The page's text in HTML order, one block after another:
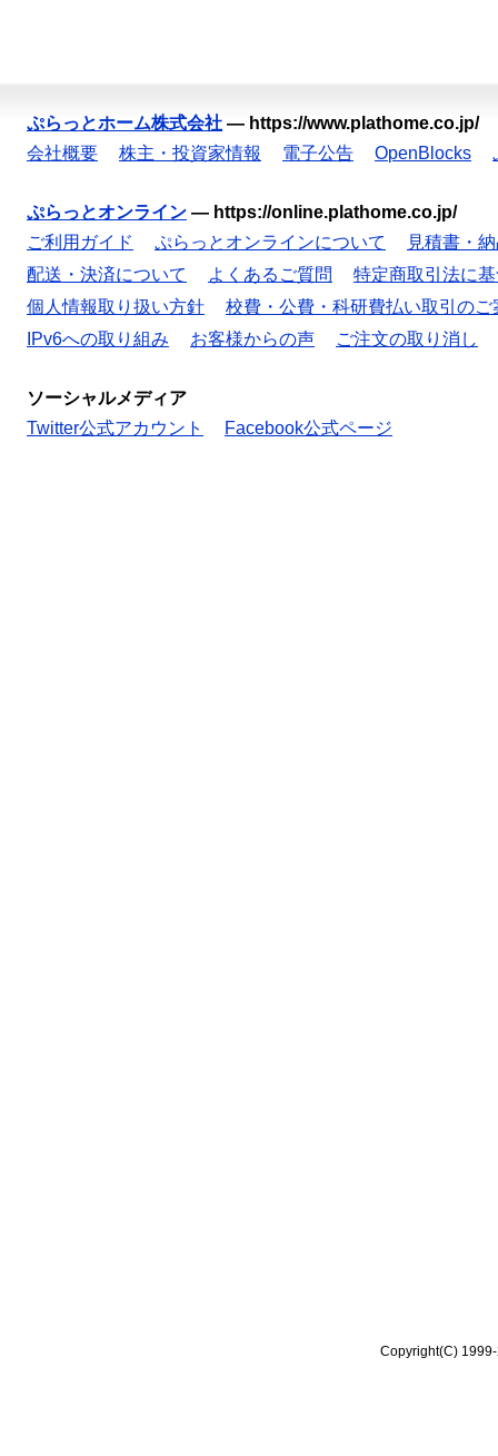
ぷらっとホーム株式会社 — https://www.plathome.co.jp/
会社概要
株主・投資家情報 電子公告 OpenBlocks
ぷらっとオンライン — https://online.plathome.co.jp/
ご利用ガイド
ぷらっとオンラインについて
見積書・
配送・決済について
よくあるご質問
特定商取引法に
個人情報取り扱い方針
校費・公費・科研費払い取引のご
IPv6への取り組み
お客様からの声 ご注文の取り消し
ソーシャルメディア
Twitter公式アカウント
Facebook公式ページ
Copyright(C)